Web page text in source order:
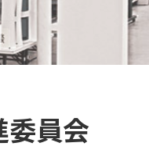
委員会